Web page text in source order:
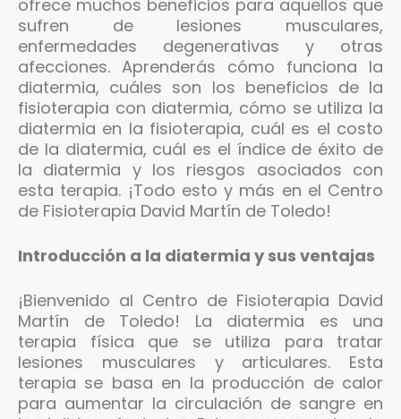
ofrece muchos beneficios para aquellos que
sufren de lesiones musculares,
enfermedades degenerativas y otras
afecciones. Aprenderás cómo funciona la
diatermia, cuáles son los beneficios de la
fisioterapia con diatermia, cómo se utiliza la
diatermia en la fisioterapia, cuál es el costo
de la diatermia, cuál es el índice de éxito de
la diatermia y los riesgos asociados con
esta terapia. ¡Todo esto y más en el Centro
de Fisioterapia David Martín de Toledo!
Introducción a la diatermia y sus ventajas
¡Bienvenido al Centro de Fisioterapia David
Martín de Toledo! La diatermia es una
terapia física que se utiliza para tratar
lesiones musculares y articulares. Esta
terapia se basa en la producción de calor
para aumentar la circulación de sangre en